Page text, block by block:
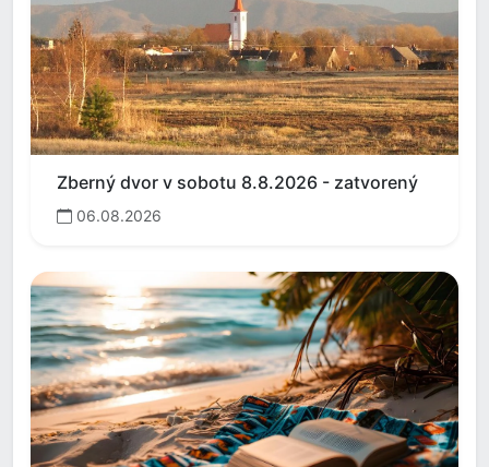
Zberný dvor v sobotu 8.8.2026 - zatvorený
06.08.2026